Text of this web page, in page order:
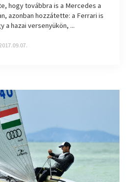
hogy továbbra is a Mercedes a
azonban hozzátette: a Ferrari is
a hazai versenyükön, ...